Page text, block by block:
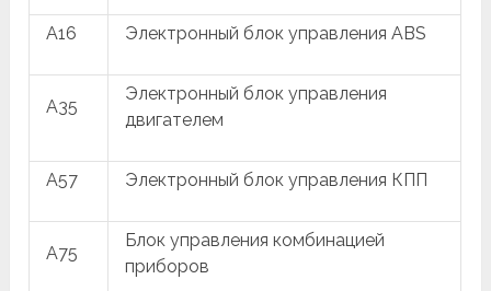
A16 Электронный блок управления ABS
A35
Электронный блок управления
двигателем
A57 Электронный блок управления КПП
A75
Блок управления комбинацией
приборов